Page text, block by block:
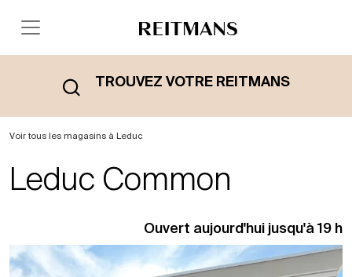
TROUVEZ VOTRE REITMANS
Voir tous les magasins à Leduc
Leduc Common
Ouvert aujourd'hui jusqu'à 19 h